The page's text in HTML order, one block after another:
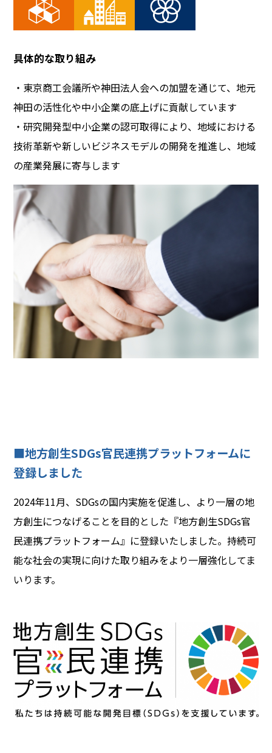
具体的な取り組み
・東京商工会議所や神田法人会への加盟を通じて、地元
神田の活性化や中小企業の底上げに貢献しています
・研究開発型中小企業の認可取得により、地域における
技術革新や新しいビジネスモデルの開発を推進し、地域
の産業発展に寄与します
■地方創生SDGs官民連携プラットフォームに
登録しました
2024年11月、SDGsの国内実施を促進し、より一層の地
方創生につなげることを目的とした『地方創生SDGs官
民連携プラットフォーム』に登録いたしました。持続可
能な社会の実現に向けた取り組みをより一層強化してま
いります。